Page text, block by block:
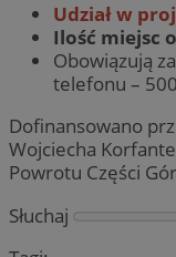
Udział w
Ilość miejsc
Obowiązują
telefonu –
Dofinansowano
Wojciecha
Powrotu Części
Słuchaj